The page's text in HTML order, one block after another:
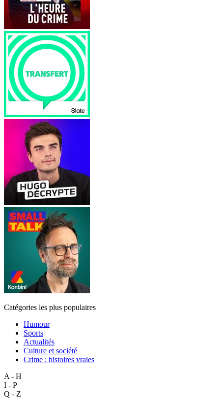
Catégories les plus populaires
Humour
Sports
Actualités
Culture et société
Crime : histoires vraies
A - H
I - P
Q - Z